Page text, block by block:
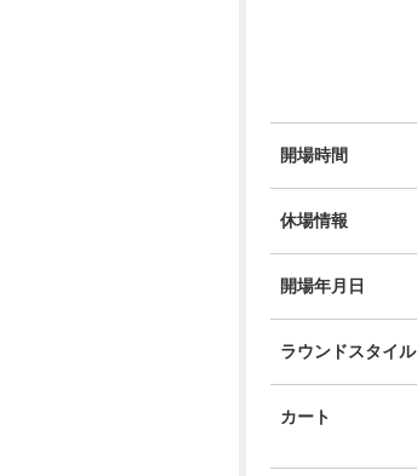
開場時間
休場情報
開場年月日
ラウンドスタイル
カート